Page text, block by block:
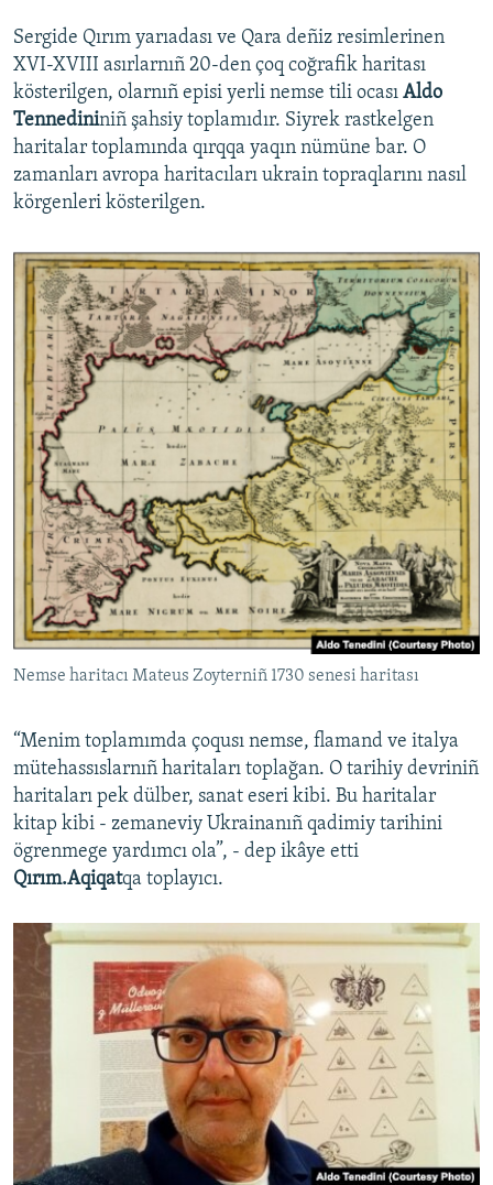
Sergide Qırım yarıadası ve Qara deñiz resimlerinen
XVI-XVIII asırlarnıñ 20-den çoq coğrafik haritası
kösterilgen, olarnıñ episi yerli nemse tili ocası Aldo
Tennedininiñ şahsiy toplamıdır. Siyrek rastkelgen
haritalar toplamında qırqqa yaqın nümüne bar. O
zamanları avropa haritacıları ukrain topraqlarını nasıl
körgenleri kösterilgen.
Nemse haritacı Mateus Zoyterniñ 1730 senesi haritası
“Menim toplamımda çoqusı nemse, flamand ve italya
mütehassıslarnıñ haritaları toplağan. O tarihiy devriniñ
haritaları pek dülber, sanat eseri kibi. Bu haritalar
kitap kibi - zemaneviy Ukrainanıñ qadimiy tarihini
ögrenmege yardımcı ola”, - dep ikâye etti
Qırım.Aqiqatqa toplayıcı.